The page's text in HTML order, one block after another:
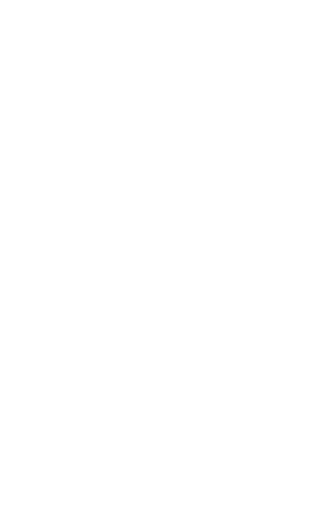
romans champêtres.
commerces de proximité et une